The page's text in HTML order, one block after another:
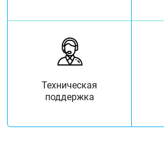
Техническая
поддержка